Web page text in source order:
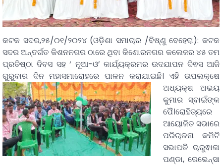
କଟକ ସଦର,୨୫/୦୧/୨୦୨୪ (ଓଡ଼ିଶା ସମାଚାର /ବିଷ୍ଣୁ ବେହେରା): କଟକ
ସଦର ଅନ୍ତର୍ଗତ କିଶନନଗର ଠାରେ ଥିବା କିଶୋରନଗର କଲେଜର ୪୫ ତମ
ପ୍ରତିଷ୍ଠା ଦିବସ ସହ ‘ ନୂଆ-ଓ’ କାର୍ଯ୍ୟକ୍ରମର ଉଦଯାପନ ଦିଵସ ଆଜି
ଗୁରୁବାର ଦିନ ମହାସମାରୋହରେ ପାଳନ କରାଯାଇଛି।ଏହି ଉପଲକ୍ଷେ
ଅଧ୍ୟକ୍ଷ ଅଭୟ
କୁମାର ସ୍ବାଇଁଙ୍କ
ପୈ।ରୋହିତ୍ୟରେ
ଆୟୋଜିତ ସଭାରେ
ପରିଚାଳନା କମିଟି
ସଭାପତି ଚାରୁଵାଳା
ପଣ୍ଡା, ରେଭେନ୍ସା